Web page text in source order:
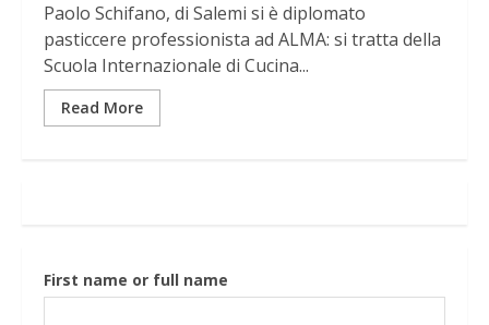
Paolo Schifano, di Salemi si è diplomato
pasticcere professionista ad ALMA: si tratta della
Scuola Internazionale di Cucina...
Read More
First name or full name